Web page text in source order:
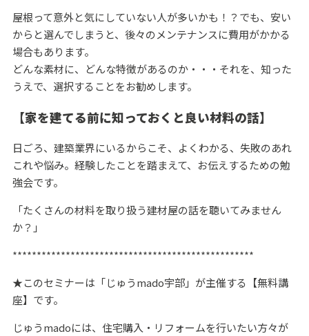
屋根って意外と気にしていない人が多いかも！？でも、安い
からと選んでしまうと、後々のメンテナンスに費用がかかる
場合もあります。
どんな素材に、どんな特徴があるのか・・・それを、知った
うえで、選択することをお勧めします。
【家を建てる前に知っておくと良い材料の話】
日ごろ、建築業界にいるからこそ、よくわかる、失敗のあれ
これや悩み。経験したことを踏まえて、お伝えするための勉
強会です。
「たくさんの材料を取り扱う建材屋の話を聴いてみません
か？」
**************************************************
★このセミナーは「じゅうmado宇部」が主催する【無料講
座】です。
じゅうmadoには、住宅購入・リフォームを行いたい方々が